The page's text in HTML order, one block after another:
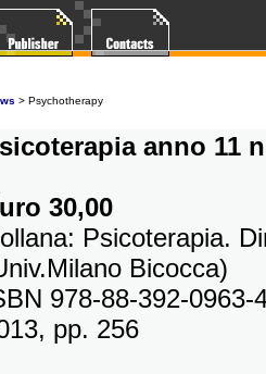
> Psychotherapy
anno 11
30,00
Psicoterapia.
Bicocca)
978-88-392-0963-
pp. 256